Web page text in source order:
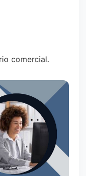
comercial.